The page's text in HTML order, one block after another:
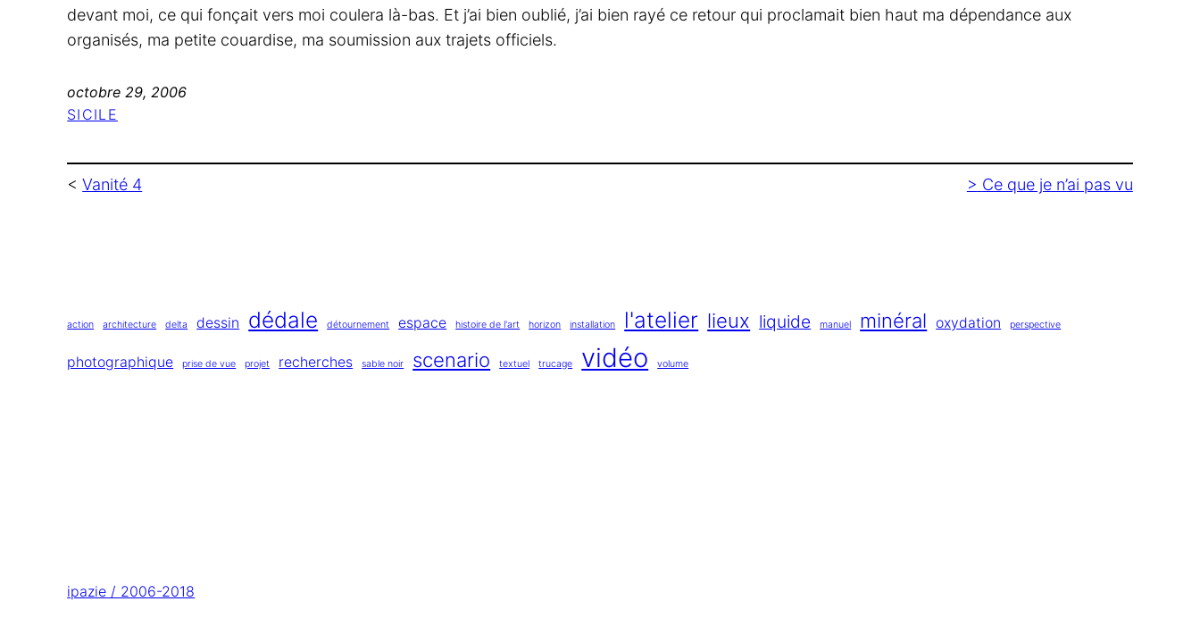
devant moi, ce qui fonçait vers moi coulera là-bas. Et j’ai bien oublié, j’ai bien rayé ce retour qui proclamait bien haut ma dépendance aux
organisés, ma petite couardise, ma soumission aux trajets officiels.
octobre 29, 2006
SICILE
<Vanité 4 > Ce que je n’ai pas vu
action architecture delta dessin dédale détournement espace histoire de l'art horizon installation l'atelier lieux liquide manuel minéral oxydation perspective
photographique prise de vue projet recherches sable noir scenario textuel trucage vidéo volume
ipazie / 2006-2018